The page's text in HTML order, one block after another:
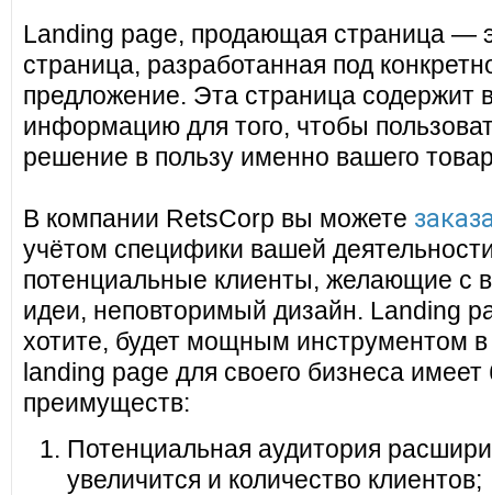
Landing page, продающая страница —
страница, разработанная под
предложение. Эта страница содержит
информацию для того, чтобы
решение в пользу именно вашего
В компании RetsCorp вы можете
учётом специфики вашей
потенциальные клиенты, желающие с
идеи, неповторимый дизайн. Landing
хотите, будет мощным инструментом
landing page для своего бизнеса
преимуществ:
Потенциальная аудитория
увеличится и количество клиентов;